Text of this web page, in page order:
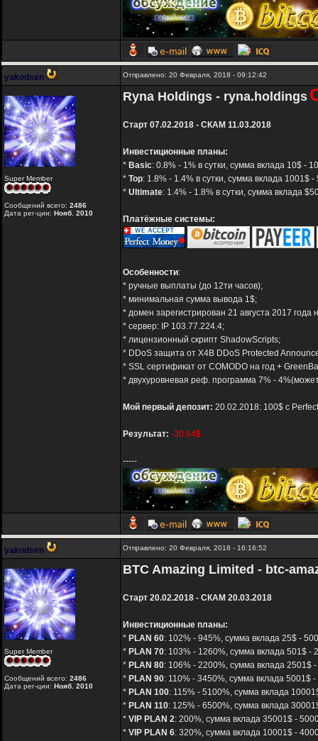
yakodsen Отправлено: 20 Февраля, 2018 - 09:12:42
Super Member
Сообщений всего: 2486
Дата рег-ции: Нояб. 2010
Ryna Holdings - ryna.holdings
Старт 07.02.2018 - СКАМ 11.03.2018
Инвестиционные планы:
* Basic: 0.8% - 1% в сутки, сумма вклада 10$ -
* Top: 1.8% - 1.4% в сутки, сумма вклада 1001$
* Ultimate: 1.4% - 1.8% в сутки, сумма вклада
Платёжные системы:
Особенности:
* ручные выплаты (до 12ти часов);
* минимальная сумма вывода 1$;
* домен зарегистрирован 21 августа 2017 года
* сервер: IP 103.77.224.4;
* лицензионный скрипт ShadowScripts;
* DDoS защита от X4B DDoS Protected
* SSL сертификат от COMODO на год +
* двухуровневая реф. программа 7% -
Мой первый депозит: 20.02.2018: 100$ с
Результат: -30.64$
-----
yakodsen Отправлено: 20 Февраля, 2018 - 16:16:52
Super Member
Сообщений всего: 2486
Дата рег-ции: Нояб. 2010
BTC Amazing Limited - btc-
Старт 20.02.2018 - СКАМ 20.03.2018
Инвестиционные планы:
* PLAN 60: 102% - 945%, сумма вклада 25$ -
* PLAN 70: 103% - 1260%, сумма вклада 501$ -
* PLAN 80: 106% - 2200%, сумма вклада 2501$
* PLAN 90: 110% - 3450%, сумма вклада 5001$
* PLAN 100: 115% - 5100%, сумма вклада
* PLAN 110: 125% - 6500%, сумма вклада
* VIP PLAN 2: 200%, сумма вклада 35001$ -
* VIP PLAN 6: 320%, сумма вклада 10001$ -